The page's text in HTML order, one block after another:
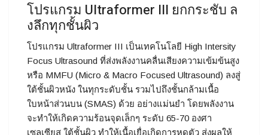
โปรแกรม Ultraformer III ยกกระชับ ล
งลึกทุกชั้นผิว
โปรแกรม Ultraformer III เป็นเทคโนโลยี High Intersity
Focus Ultrasound ที่ส่งพลังงานคลื่นเสียงความเข้มข้นสูง
หรือ MMFU (Micro & Macro Focused Ultrasound) ลงสู่
ใต้ชั้นผิวหนัง ในทุกระดับชั้น รวมไปถึงชั้นกล้ามเนื้อ
ใบหน้าส่วนบน (SMAS) ด้วย อย่างแม่นยำ โดยพลังงาน
จะทำให้เกิดความร้อนจุดเล็กๆ ระดับ 65-70 องศา
เซลเซียส ใต้ชั้นผิว ทำให้เนื้อเยื่อเกิดการหดตัว ส่งผลให้